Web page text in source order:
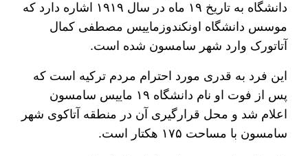
دانشگاه به تاریخ ۱۹ ماه در سال ۱۹۱۹ اشاره دارد که
موسس دانشگاه اونکندوزماییس مصطفی کمال
آتاتورک وارد شهر سامسون شده است.
این فرد به قدری مورد احترام مردم ترکیه است که
پس از فوت او نام دانشگاه ۱۹ ماییس سامسون
اعلام شد و محل قرارگیری آن در منطقه آتاکوی شهر
سامسون با مساحت ۱۷۵ هکتار است.